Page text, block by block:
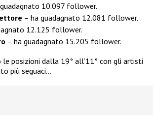
10.097 follower.
– ha guadagnato 12.081 follower.
12.125 follower.
– ha guadagnato 15.205 follower.
le posizioni dalla 19° all’11° con gli artisti
più seguaci…